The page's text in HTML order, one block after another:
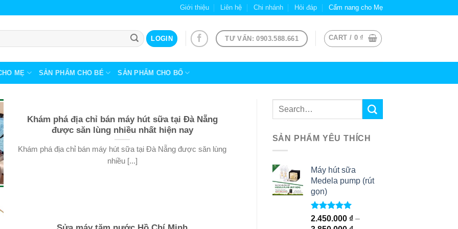
Giới thiệu Liên hệ Chi nhánh Hỏi đáp Cẩm nang cho Mẹ
LOGIN TƯ VẤN: 0903.588.661 CART / 0 ₫
MẸ SẢN PHẨM CHO BÉ SẢN PHẨM CHO BỐ
Khám phá địa chỉ bán máy hút sữa tại Đà Nẵng
được săn lùng nhiều nhất hiện nay
Khám phá địa chỉ bán máy hút sữa tại Đà Nẵng được săn lùng
nhiều [...]
SẢN PHẨM YÊU THÍCH
Máy hút sữa
Medela pump (rút
gọn)
Rated5.00
out of 5
2.450.000 ₫–